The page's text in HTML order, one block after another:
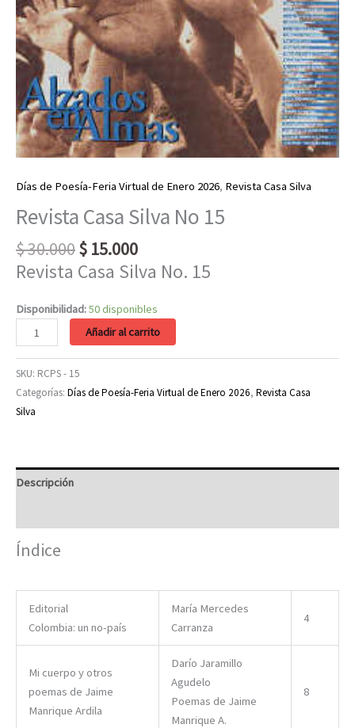
Días de Poesía-Feria Virtual de Enero 2026, Revista Casa Silva
Revista Casa Silva No 15
$30.000Original
price
$ 30.000.
$ 15.000Current
price
$ 15.000.
Revista Casa Silva No. 15
Disponibilidad:50 disponibles
Revista
Casa
Añadir al carrito
SKU: RCPS - 15
Categorías: Días de Poesía-Feria Virtual de Enero 2026, Revista Casa
Silva
Descripción
Índice
Editorial
Colombia: un no-país
María Mercedes
Carranza
4
Mi cuerpo y otros
poemas de Jaime
Manrique Ardila
Darío Jaramillo
Agudelo
Poemas de Jaime
Manrique A.
8